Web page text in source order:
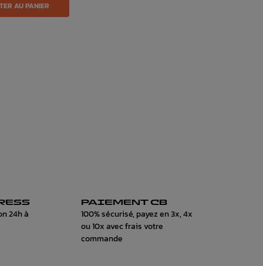
AU PANIER
24h à
PAIEMENT CB
100% sécurisé, payez en 3x, 4x
ou 10x avec frais votre
commande